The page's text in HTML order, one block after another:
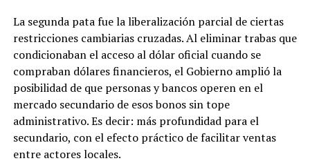
La segunda pata fue la liberalización parcial de ciertas
restricciones cambiarias cruzadas. Al eliminar trabas que
condicionaban el acceso al dólar oficial cuando se
compraban dólares financieros, el Gobierno amplió la
posibilidad de que personas y bancos operen en el
mercado secundario de esos bonos sin tope
administrativo. Es decir: más profundidad para el
secundario, con el efecto práctico de facilitar ventas
entre actores locales.